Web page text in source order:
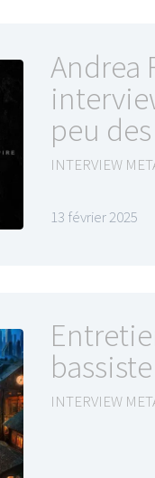
Andrea
peu
INTERVIEW
13 février 2025
INTERVIEW